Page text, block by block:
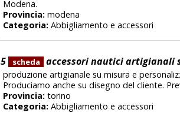
Modena.
Provincia: modena
Categoria: Abbigliamento e accessori
5 scheda accessori nautici artigianali
produzione artigianale su misura e
Produciamo anche su disegno del cliente.
Provincia: torino
Categoria: Abbigliamento e accessori